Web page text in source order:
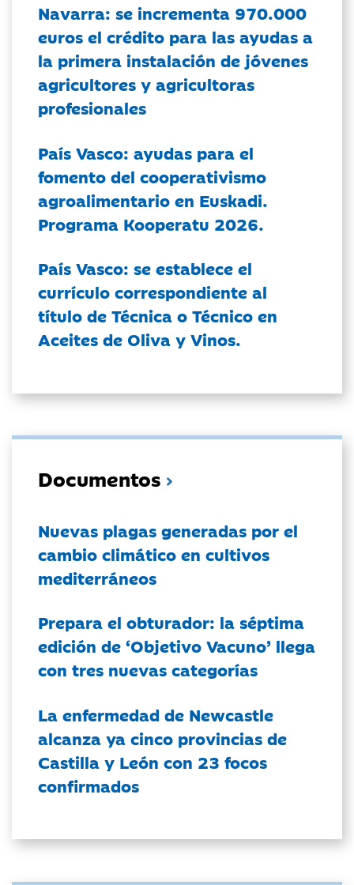
Navarra: se incrementa 970.000
euros el crédito para las ayudas a
la primera instalación de jóvenes
agricultores y agricultoras
profesionales
País Vasco: ayudas para el
fomento del cooperativismo
agroalimentario en Euskadi.
Programa Kooperatu 2026.
País Vasco: se establece el
currículo correspondiente al
título de Técnica o Técnico en
Aceites de Oliva y Vinos.
Documentos
Nuevas plagas generadas por el
cambio climático en cultivos
mediterráneos
Prepara el obturador: la séptima
edición de ‘Objetivo Vacuno’ llega
con tres nuevas categorías
La enfermedad de Newcastle
alcanza ya cinco provincias de
Castilla y León con 23 focos
confirmados